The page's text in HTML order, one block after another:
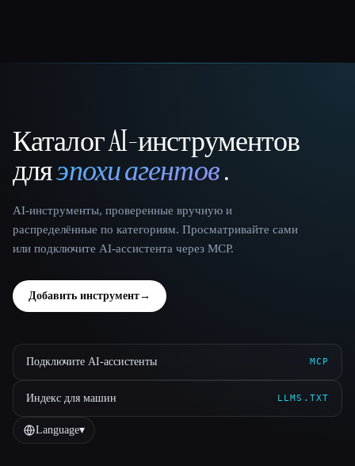
That AI Collection
Каталог AI-инструментов
дляэпохи агентов.
AI-инструменты, проверенные вручную и
распределённые по категориям. Просматривайте сами
или подключите AI-ассистента через MCP.
Добавить инструмент→
Подключите AI-ассистенты MCP
Индекс для машин LLMS.TXT
Language▾